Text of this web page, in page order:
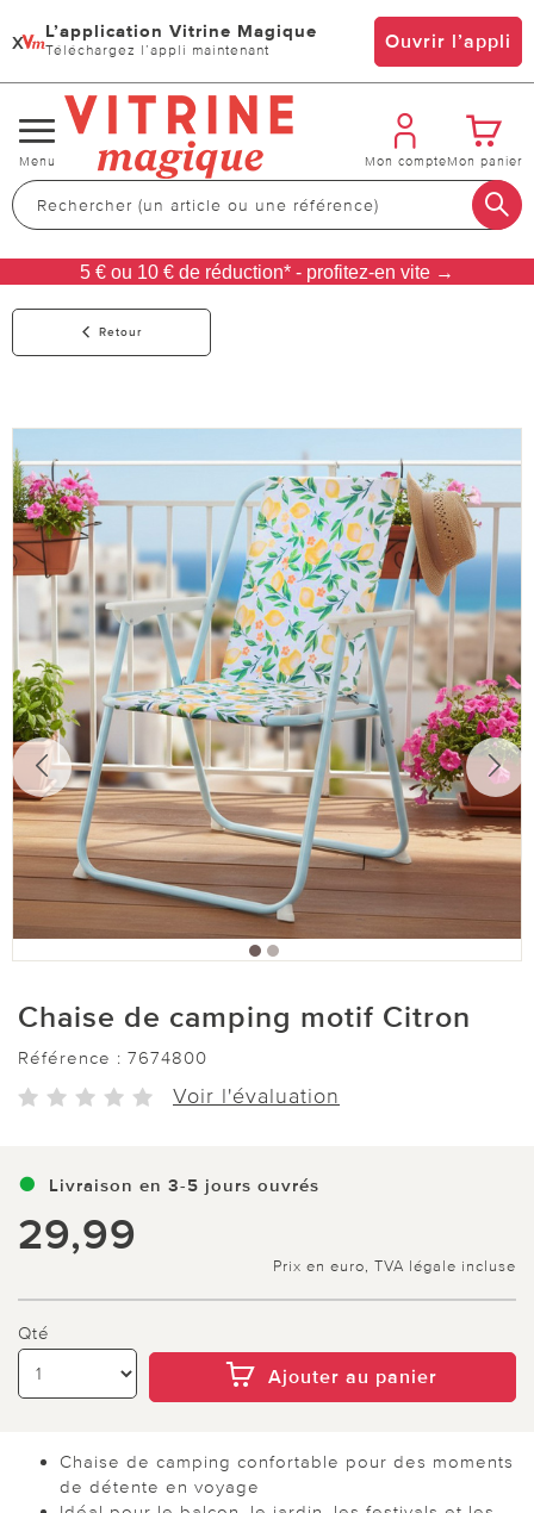
x L’application Vitrine Magique
Téléchargez l’appli maintenant Ouvrir l’appli
Changer
de
navigation
Menu Mon compteMon panier
5 € ou 10 € de réduction* - profitez-en vite →
Retour
Chaise de camping motif Citron
Référence : 7674800
Voir l'évaluation
Livraison en 3-5 jours ouvrés
29,99
Prix en euro, TVA légale incluse
Qté
Ajouter au panier
Chaise de camping confortable pour des moments
de détente en voyage